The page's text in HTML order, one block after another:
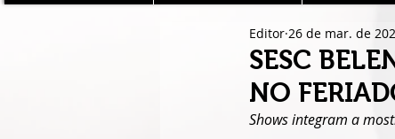
SESC
NO
Editor 26 de mar. de
Shows integram a